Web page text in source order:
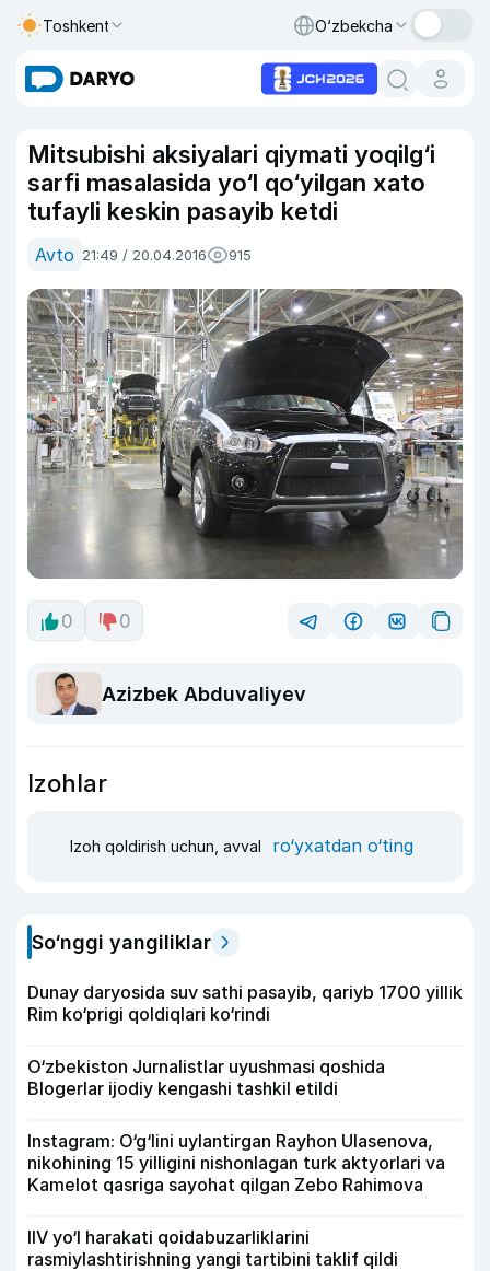
Toshkent O‘zbekcha
Mitsubishi aksiyalari qiymati yoqilg‘i
sarfi masalasida yo‘l qo‘yilgan xato
tufayli keskin pasayib ketdi
Avto 21:49 / 20.04.2016 915
0 0
Azizbek Abduvaliyev
Izohlar
Izoh qoldirish uchun, avval ro‘yxatdan o‘ting
So‘nggi yangiliklar
Dunay daryosida suv sathi pasayib, qariyb 1700 yillik
Rim ko‘prigi qoldiqlari ko‘rindi
O‘zbekiston Jurnalistlar uyushmasi qoshida
Blogerlar ijodiy kengashi tashkil etildi
Instagram: O‘g‘lini uylantirgan Rayhon Ulasenova,
nikohining 15 yilligini nishonlagan turk aktyorlari va
Kamelot qasriga sayohat qilgan Zebo Rahimova
IIV yo‘l harakati qoidabuzarliklarini
rasmiylashtirishning yangi tartibini taklif qildi